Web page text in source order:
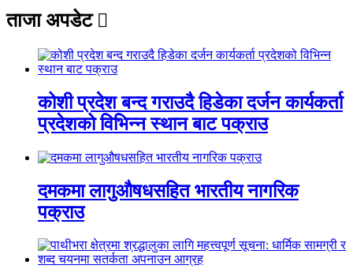
ताजा अपडेट
कोशी प्रदेश बन्द गराउदै हिडेका दर्जन कार्यकर्ता
प्रदेशको विभिन्न स्थान बाट पक्राउ
दमकमा लागुऔषधसहित भारतीय नागरिक
पक्राउ